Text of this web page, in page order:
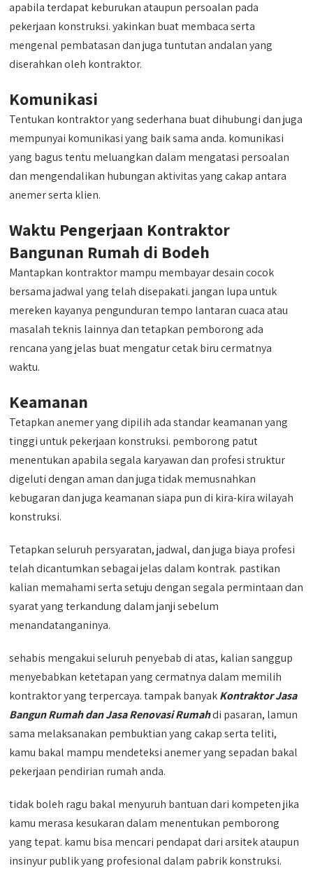
apabila terdapat keburukan ataupun persoalan pada
pekerjaan konstruksi. yakinkan buat membaca serta
mengenal pembatasan dan juga tuntutan andalan yang
diserahkan oleh kontraktor.
Komunikasi
Tentukan kontraktor yang sederhana buat dihubungi dan juga
mempunyai komunikasi yang baik sama anda. komunikasi
yang bagus tentu meluangkan dalam mengatasi persoalan
dan mengendalikan hubungan aktivitas yang cakap antara
anemer serta klien.
Waktu Pengerjaan Kontraktor
Bangunan Rumah di Bodeh
Mantapkan kontraktor mampu membayar desain cocok
bersama jadwal yang telah disepakati. jangan lupa untuk
mereken kayanya pengunduran tempo lantaran cuaca atau
masalah teknis lainnya dan tetapkan pemborong ada
rencana yang jelas buat mengatur cetak biru cermatnya
waktu.
Keamanan
Tetapkan anemer yang dipilih ada standar keamanan yang
tinggi untuk pekerjaan konstruksi. pemborong patut
menentukan apabila segala karyawan dan profesi struktur
digeluti dengan aman dan juga tidak memusnahkan
kebugaran dan juga keamanan siapa pun di kira-kira wilayah
konstruksi.
Tetapkan seluruh persyaratan, jadwal, dan juga biaya profesi
telah dicantumkan sebagai jelas dalam kontrak. pastikan
kalian memahami serta setuju dengan segala permintaan dan
syarat yang terkandung dalam janji sebelum
menandatanganinya.
sehabis mengakui seluruh penyebab di atas, kalian sanggup
menyebabkan ketetapan yang cermatnya dalam memilih
kontraktor yang terpercaya. tampak banyakKontraktor Jasa
Bangun Rumah dan Jasa Renovasi Rumahdi pasaran, lamun
sama melaksanakan pembuktian yang cakap serta teliti,
kamu bakal mampu mendeteksi anemer yang sepadan bakal
pekerjaan pendirian rumah anda.
tidak boleh ragu bakal menyuruh bantuan dari kompeten jika
kamu merasa kesukaran dalam menentukan pemborong
yang tepat. kamu bisa mencari pendapat dari arsitek ataupun
insinyur publik yang profesional dalam pabrik konstruksi.